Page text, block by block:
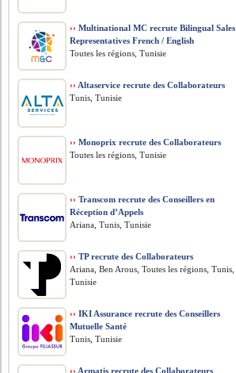
›› Multinational MC recrute Bilingual Sales
Representatives French / English
Toutes les régions, Tunisie
›› Altaservice recrute des Collaborateurs
Tunis, Tunisie
›› Monoprix recrute des Collaborateurs
Toutes les régions, Tunisie
›› Transcom recrute des Conseillers en
Réception d’Appels
Ariana, Tunis, Tunisie
›› TP recrute des Collaborateurs
Ariana, Ben Arous, Toutes les régions, Tunis,
Tunisie
›› IKI Assurance recrute des Conseillers
Mutuelle Santé
Tunis, Tunisie
›› Armatis recrute des Collaborateurs